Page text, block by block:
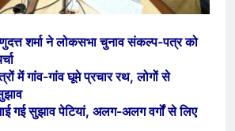
शर्मा ने लोकसभा चुनाव संकल्प-पत्र को
में गांव-गांव घूमे प्रचार रथ, लोगों से
गई सुझाव पेटियां, अलग-अलग वर्गों से लिए